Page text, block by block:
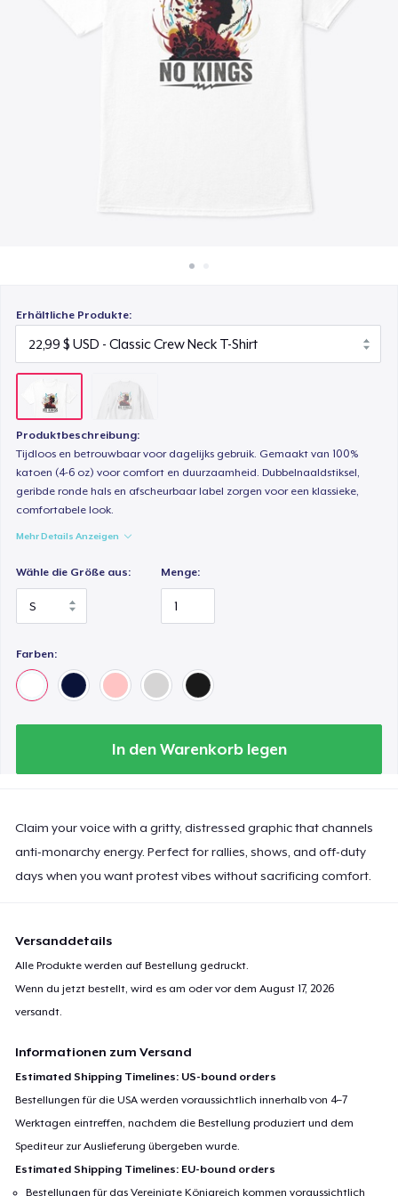
Überall verkaufen
Etwas verkaufen
Erhältliche Produkte:
Produktbeschreibung:
Tijdloos en betrouwbaar voor dagelijks gebruik. Gemaakt van 100%
katoen (4-6 oz) voor comfort en duurzaamheid. Dubbelnaaldstiksel,
geribde ronde hals en afscheurbaar label zorgen voor een klassieke,
comfortabele look.
Mehr Details Anzeigen
Wähle die Größe aus: Menge:
Farben:
In den Warenkorb legen
Claim your voice with a gritty, distressed graphic that channels
anti-monarchy energy. Perfect for rallies, shows, and off-duty
days when you want protest vibes without sacrificing comfort.
Versanddetails
Alle Produkte werden auf Bestellung gedruckt.
Wenn du jetzt bestellt, wird es am oder vor demAugust 17, 2026
versandt.
Informationen zum Versand
Estimated Shipping Timelines: US-bound orders
Bestellungen für die USA werden voraussichtlich innerhalb von 4–7
Werktagen eintreffen, nachdem die Bestellung produziert und dem
Spediteur zur Auslieferung übergeben wurde.
Estimated Shipping Timelines: EU-bound orders
Bestellungen für das Vereinigte Königreich kommen voraussichtlich